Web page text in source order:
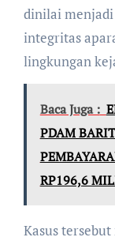
dinilai menjadi
integritas
lingkungan
Baca Juga :
PDAM
RP196,6
Kasus